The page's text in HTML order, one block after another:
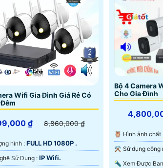
Wifi Gia Đình Giá Rẻ Có
₫ 8,860,000 ₫
hình : FULL HD 1080P .
🕉️ Công Nghệ Sử Dụng : IP Wifi.
Bộ 4 Camera
Cho Gia Đình
🦉 Hình ảnh